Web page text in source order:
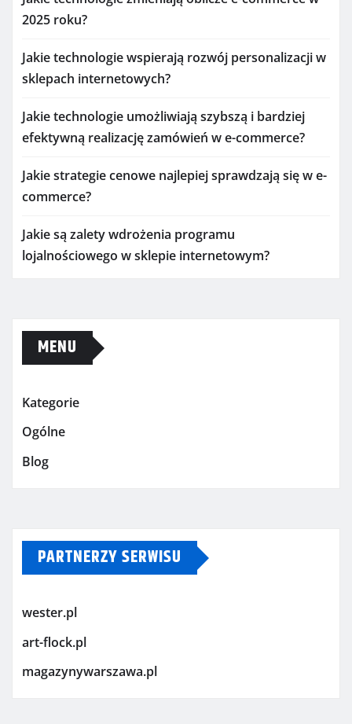
2025 roku?
Jakie technologie wspierają rozwój personalizacji w
sklepach internetowych?
Jakie technologie umożliwiają szybszą i bardziej
efektywną realizację zamówień w e-commerce?
Jakie strategie cenowe najlepiej sprawdzają się w e-
commerce?
Jakie są zalety wdrożenia programu
lojalnościowego w sklepie internetowym?
MENU
Kategorie
Ogólne
Blog
PARTNERZY SERWISU
wester.pl
art-flock.pl
magazynywarszawa.pl